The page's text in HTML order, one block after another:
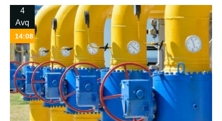
4
Avq
14:08